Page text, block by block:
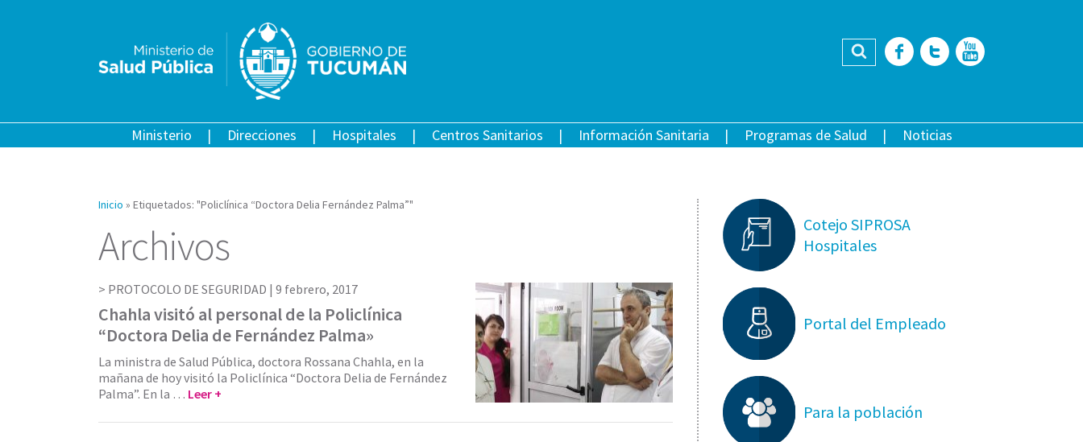
Buscar Facebook
Twitter
Ministerio Direcciones Hospitales Centros Sanitarios Información Sanitaria Programas de Salud Noticias
Inicio » Etiquetados: "Policlínica “Doctora Delia Fernández Palma”"
Archivos
PROTOCOLO DE SEGURIDAD | 9 febrero, 2017
Chahla visitó al personal de la Policlínica
“Doctora Delia de Fernández Palma»
La ministra de Salud Pública, doctora Rossana Chahla, en la
mañana de hoy visitó la Policlínica “Doctora Delia de Fernández
Palma”. En la … Leer +
Cotejo SIPROSA
Hospitales
Portal del Empleado
Para la población